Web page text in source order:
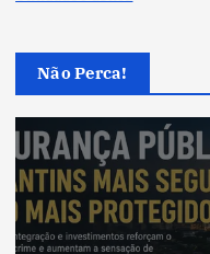
Não Perca!